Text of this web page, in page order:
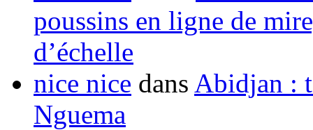
poussins en ligne de
d’échelle
nice nice dans Abidjan :
Nguema